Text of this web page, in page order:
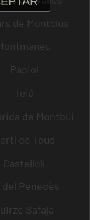
de Montclús
Papiol
Teià
de Montbui
de Tous
Castellolí
del Penedès
Safaja